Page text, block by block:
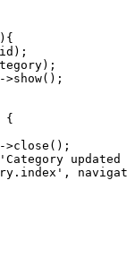
) ;
) ;
->show() ;
{
->close () ;
updated
,
navigate